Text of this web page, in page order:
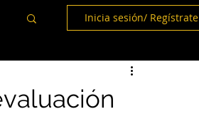
Inicia sesión/ Regístrate